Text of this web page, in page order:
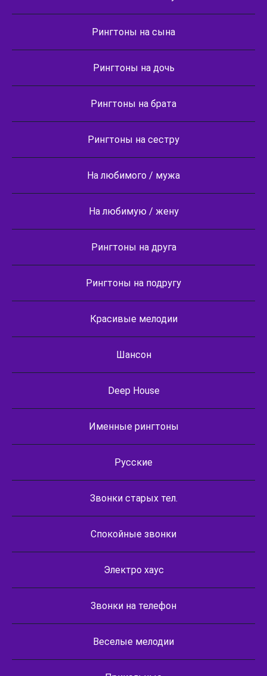
Рингтоны на сына
Рингтоны на дочь
Рингтоны на брата
Рингтоны на сестру
На любимого / мужа
На любимую / жену
Рингтоны на друга
Рингтоны на подругу
Красивые мелодии
Шансон
Deep House
Именные рингтоны
Русские
Звонки старых тел.
Спокойные звонки
Электро хаус
Звонки на телефон
Веселые мелодии